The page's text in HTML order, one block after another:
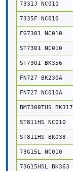
7331J NC010
7335F NC010
FG7301 NC010
ST7301 NC010
ST7301 BK356
FN727 BK230A
FN727 NC010A
BM7300THS BK317
ST811HS NC010
ST811HS BK038
73G15L NC010
73G15HSL BK363